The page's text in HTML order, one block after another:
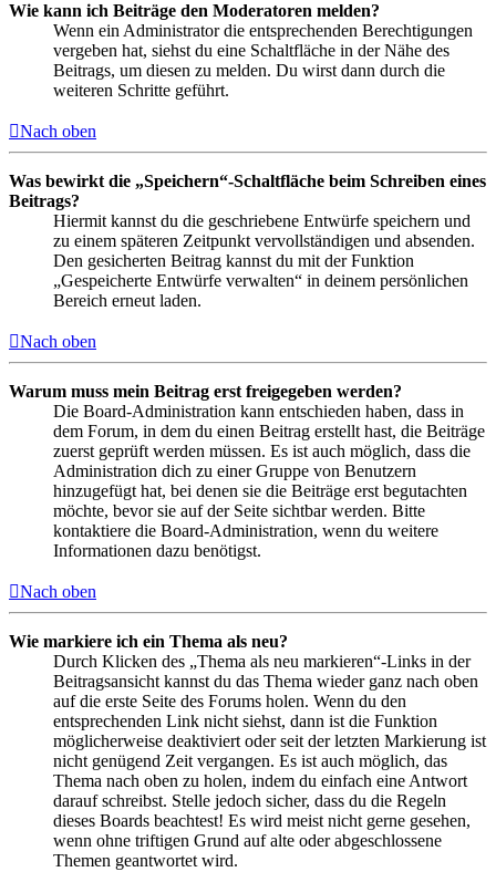
Wie kann ich Beiträge den Moderatoren melden?
Wenn ein Administrator die entsprechenden Berechtigungen
vergeben hat, siehst du eine Schaltfläche in der Nähe des
Beitrags, um diesen zu melden. Du wirst dann durch die
weiteren Schritte geführt.
Nach oben
Was bewirkt die „Speichern“-Schaltfläche beim Schreiben eines
Beitrags?
Hiermit kannst du die geschriebene Entwürfe speichern und
zu einem späteren Zeitpunkt vervollständigen und absenden.
Den gesicherten Beitrag kannst du mit der Funktion
„Gespeicherte Entwürfe verwalten“ in deinem persönlichen
Bereich erneut laden.
Nach oben
Warum muss mein Beitrag erst freigegeben werden?
Die Board-Administration kann entschieden haben, dass in
dem Forum, in dem du einen Beitrag erstellt hast, die Beiträge
zuerst geprüft werden müssen. Es ist auch möglich, dass die
Administration dich zu einer Gruppe von Benutzern
hinzugefügt hat, bei denen sie die Beiträge erst begutachten
möchte, bevor sie auf der Seite sichtbar werden. Bitte
kontaktiere die Board-Administration, wenn du weitere
Informationen dazu benötigst.
Nach oben
Wie markiere ich ein Thema als neu?
Durch Klicken des „Thema als neu markieren“-Links in der
Beitragsansicht kannst du das Thema wieder ganz nach oben
auf die erste Seite des Forums holen. Wenn du den
entsprechenden Link nicht siehst, dann ist die Funktion
möglicherweise deaktiviert oder seit der letzten Markierung ist
nicht genügend Zeit vergangen. Es ist auch möglich, das
Thema nach oben zu holen, indem du einfach eine Antwort
darauf schreibst. Stelle jedoch sicher, dass du die Regeln
dieses Boards beachtest! Es wird meist nicht gerne gesehen,
wenn ohne triftigen Grund auf alte oder abgeschlossene
Themen geantwortet wird.